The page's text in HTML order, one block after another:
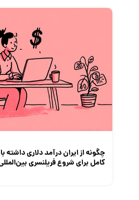
چگونه از ایران درآمد دلاری داشته
کامل برای شروع فریلنسری